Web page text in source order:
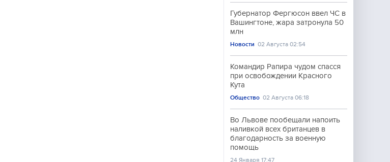
Губернатор Фергюсон ввел ЧС в
Вашингтоне, жара затронула 50
млн
Новости 02 Августа 02:54
Командир Рапира чудом спасся
при освобождении Красного
Кута
Общество 02 Августа 06:18
Во Львове пообещали напоить
наливкой всех британцев в
благодарность за военную
помощь
24 Января 17:47